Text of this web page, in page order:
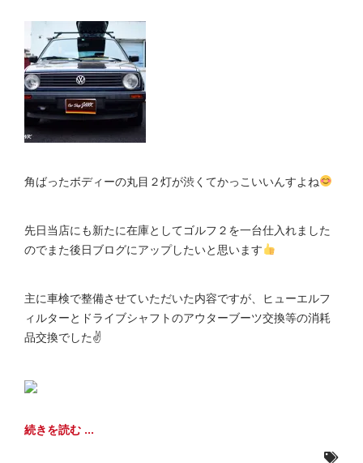
角ばったボディーの丸目２灯が渋くてかっこいいんすよね
先日当店にも新たに在庫としてゴルフ２を一台仕入れました
のでまた後日ブログにアップしたいと思います
主に車検で整備させていただいた内容ですが、ヒューエルフ
ィルターとドライブシャフトのアウターブーツ交換等の消耗
品交換でした✌
続きを読む ...